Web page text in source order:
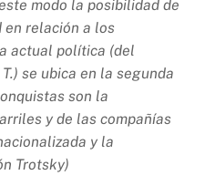
modo la posibilidad de
relación a los
actual política (del
se ubica en la segunda
son la
y de las compañías
y la
Trotsky)